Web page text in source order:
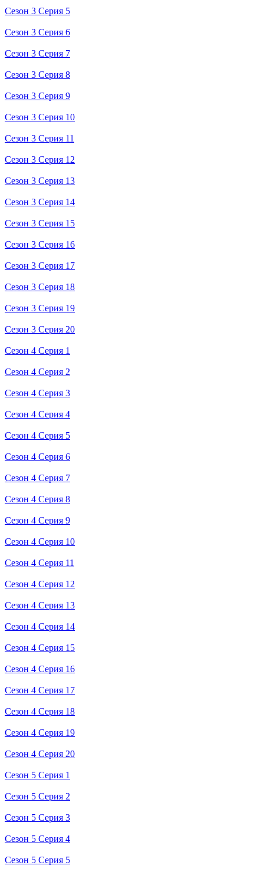
Сезон 3 Серия 5
Сезон 3 Серия 6
Сезон 3 Серия 7
Сезон 3 Серия 8
Сезон 3 Серия 9
Сезон 3 Серия 10
Сезон 3 Серия 11
Сезон 3 Серия 12
Сезон 3 Серия 13
Сезон 3 Серия 14
Сезон 3 Серия 15
Сезон 3 Серия 16
Сезон 3 Серия 17
Сезон 3 Серия 18
Сезон 3 Серия 19
Сезон 3 Серия 20
Сезон 4 Серия 1
Сезон 4 Серия 2
Сезон 4 Серия 3
Сезон 4 Серия 4
Сезон 4 Серия 5
Сезон 4 Серия 6
Сезон 4 Серия 7
Сезон 4 Серия 8
Сезон 4 Серия 9
Сезон 4 Серия 10
Сезон 4 Серия 11
Сезон 4 Серия 12
Сезон 4 Серия 13
Сезон 4 Серия 14
Сезон 4 Серия 15
Сезон 4 Серия 16
Сезон 4 Серия 17
Сезон 4 Серия 18
Сезон 4 Серия 19
Сезон 4 Серия 20
Сезон 5 Серия 1
Сезон 5 Серия 2
Сезон 5 Серия 3
Сезон 5 Серия 4
Сезон 5 Серия 5